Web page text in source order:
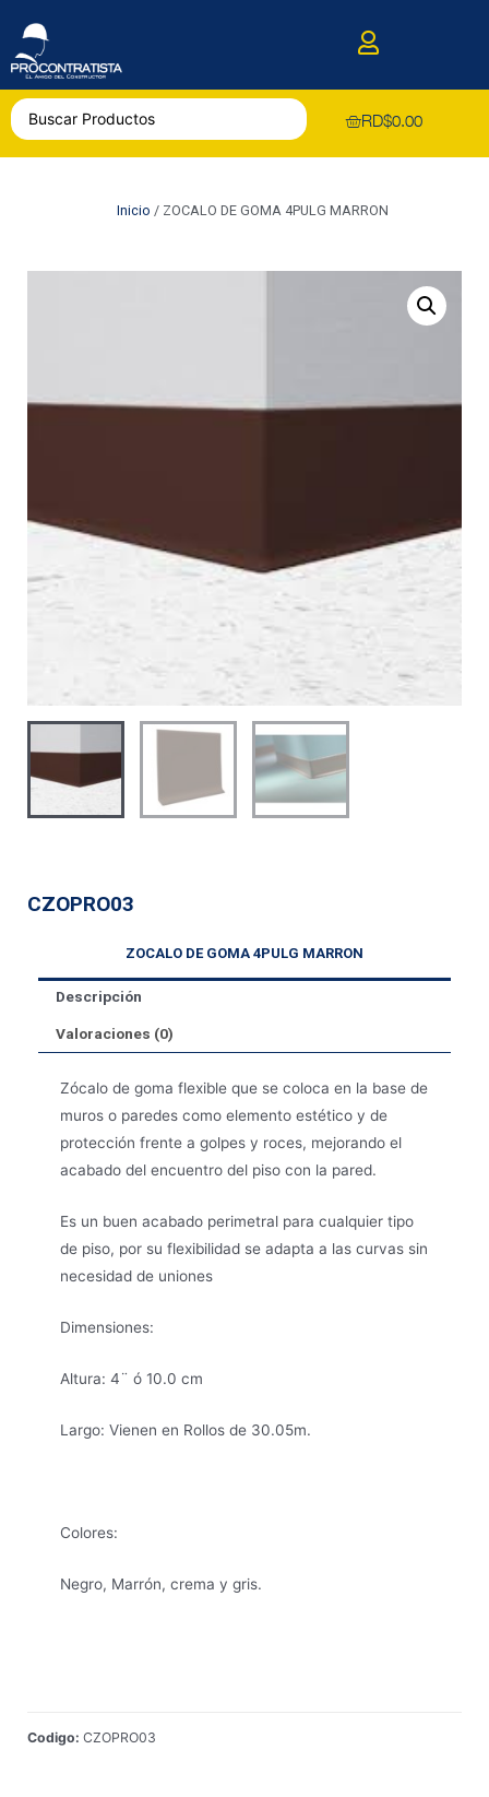
RD$0.00
Inicio / ZOCALO DE GOMA 4PULG MARRON
CZOPRO03
ZOCALO DE GOMA 4PULG MARRON
Descripción
Valoraciones (0)
Zócalo de goma flexible que se coloca en la base de
muros o paredes como elemento estético y de
protección frente a golpes y roces, mejorando el
acabado del encuentro del piso con la pared.
Es un buen acabado perimetral para cualquier tipo
de piso, por su flexibilidad se adapta a las curvas sin
necesidad de uniones
Dimensiones:
Altura: 4¨ ó 10.0 cm
Largo: Vienen en Rollos de 30.05m.
Colores:
Negro, Marrón, crema y gris.
Codigo: CZOPRO03